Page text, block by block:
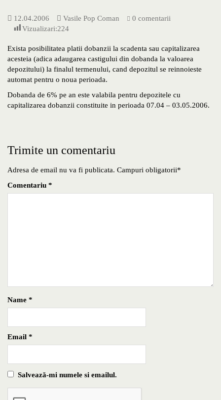
12.04.2006 Vasile Pop Coman
0 comentarii
Vizualizari:224
Exista posibilitatea platii dobanzii la scadenta sau capitalizarea
acesteia (adica adaugarea castigului din dobanda la valoarea
depozitului) la finalul termenului, cand depozitul se reinnoieste
automat pentru o noua perioada.
Dobanda de 6% pe an este valabila pentru depozitele cu
capitalizarea dobanzii constituite in perioada 07.04 – 03.05.2006.
Trimite un comentariu
Adresa de email nu va fi publicata. Campuri obligatorii*
Comentariu *
Name *
Email *
Salvează-mi numele si emailul.